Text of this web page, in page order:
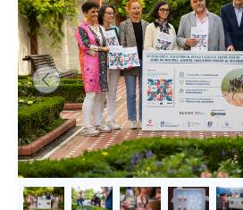
&lsaquo; Anterior